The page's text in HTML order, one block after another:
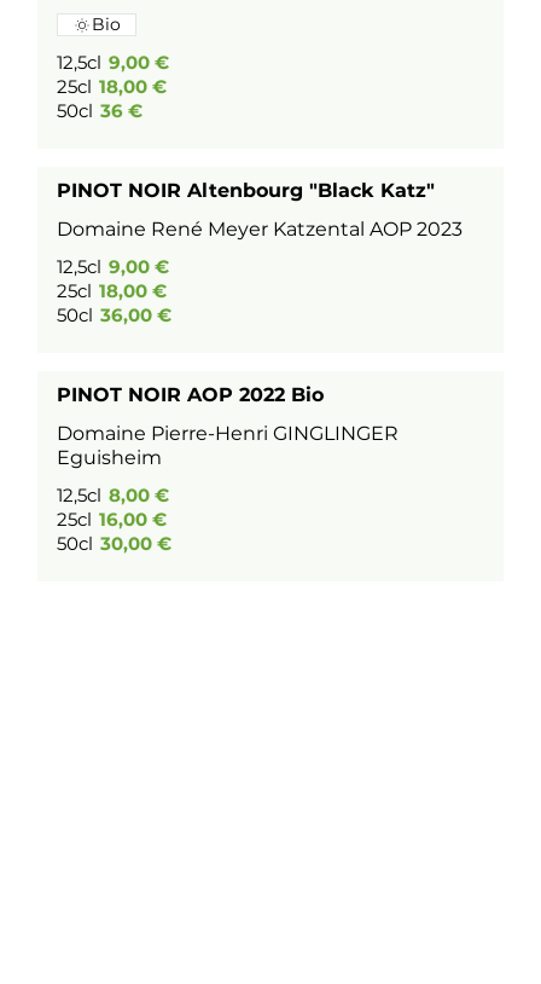
12,5cl 9,00 €
25cl 18,00 €
50cl 36 €
Bio
PINOT NOIR Altenbourg "Black Katz"
Domaine René Meyer Katzental AOP 2023
12,5cl 9,00 €
25cl 18,00 €
50cl 36,00 €
PINOT NOIR AOP 2022 Bio
Domaine Pierre-Henri GINGLINGER
Eguisheim
12,5cl 8,00 €
25cl 16,00 €
50cl 30,00 €